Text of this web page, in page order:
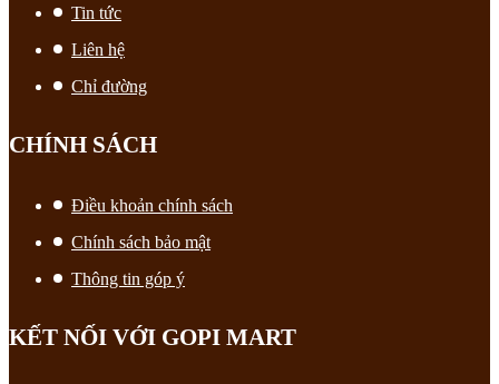
Tin tức
Liên hệ
Chỉ đường
CHÍNH SÁCH
Điều khoản chính sách
Chính sách bảo mật
Thông tin góp ý
KẾT NỐI VỚI GOPI MART